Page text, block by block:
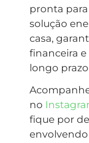
pronta
solução
casa,
financeira
longo
no
fique por